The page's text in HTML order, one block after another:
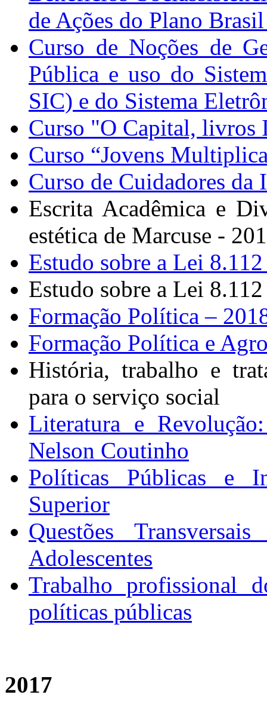
de Ações do Plano
Curso de Noções de
Pública e uso do
SIC) e do Sistema
Curso "O Capital,
Curso “Jovens
Curso de Cuidadores da
Escrita Acadêmica e
estética de Marcuse -
Estudo sobre a Lei
Estudo sobre a Lei
Formação Política –
Formação Política e
História, trabalho e
para o serviço social
Literatura e
Nelson Coutinho
Políticas Públicas e
Superior
Questões
Adolescentes
Trabalho profissional
políticas públicas
2017